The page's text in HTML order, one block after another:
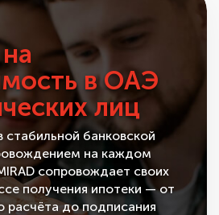
в ОАЭ
лиц
стабильной банковской
на каждом
сопровождает своих
получения ипотеки — от
расчёта до подписания